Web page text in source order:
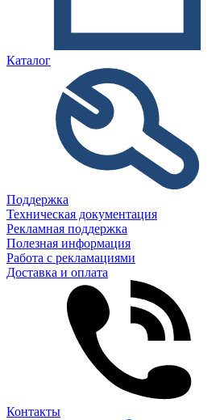
Каталог
Поддержка
Техническая документация
Рекламная поддержка
Полезная информация
Работа с рекламациями
Доставка и оплата
Контакты